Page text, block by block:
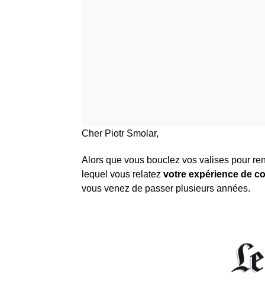
Cher Piotr Smolar,
Alors que vous bouclez vos valises pour
lequel vous relatez votre expérience de
vous venez de passer plusieurs années.